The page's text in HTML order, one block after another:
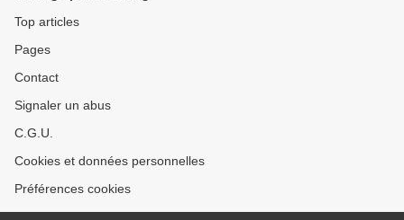
Top articles
Pages
Contact
Signaler un abus
C.G.U.
Cookies et données personnelles
Préférences cookies